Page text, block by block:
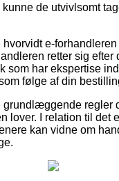
de utvivlsomt
e-
retter sig efter
som har ekspertise
følge af din
regler
lover. I relation til det
kan vidne om